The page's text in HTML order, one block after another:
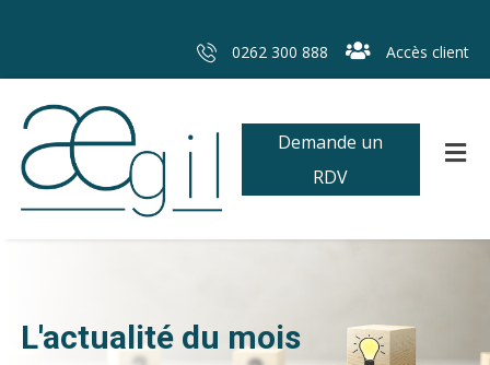
0262 300 888 Accès client
Demande un
RDV
L'actualité du mois